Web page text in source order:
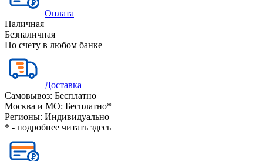
Оплата
Наличная
Безналичная
По счету в любом банке
Доставка
Самовывоз: Бесплатно
Москва и МО: Бесплатно*
Регионы: Индивидуально
* - подробнее читать здесь